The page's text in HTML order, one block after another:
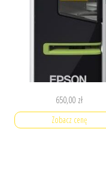
650,00 zł
Zobacz cenę